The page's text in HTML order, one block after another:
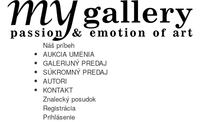
Náš príbeh
AUKCIA UMENIA
GALERIJNÝ PREDAJ
SÚKROMNÝ PREDAJ
AUTORI
KONTAKT
Znalecký posudok
Registrácia
Prihlásenie